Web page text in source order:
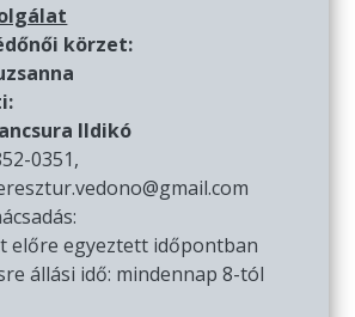
körzet:
Ildikó
0351,
előre egyeztett időpontban
állási idő: mindennap 8-tól